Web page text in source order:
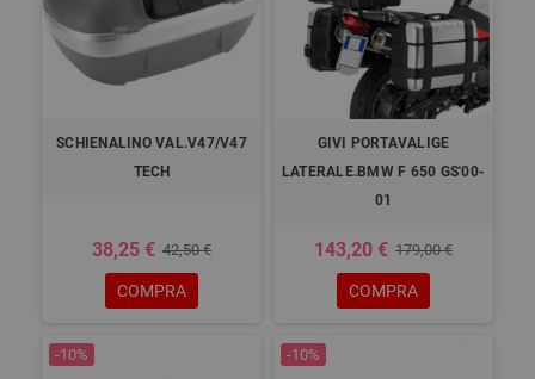
SCHIENALINO VAL.V47/V47
TECH
38,25 € 42,50 €
COMPRA
GIVI PORTAVALIGE
LATERALE.BMW F 650 GS'00-
01
143,20 € 179,00 €
COMPRA
-10% -10%